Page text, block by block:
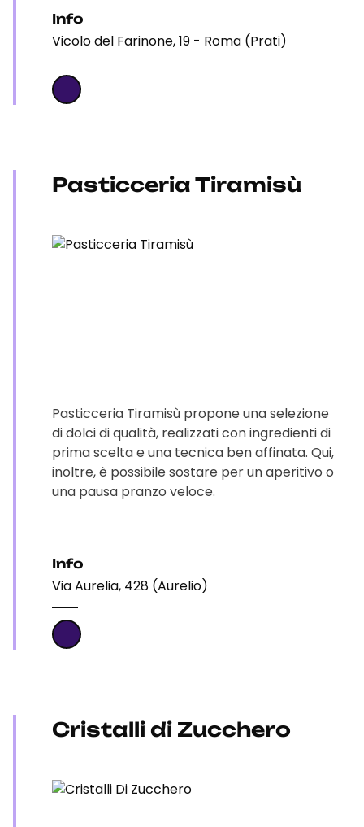
Info
Vicolo del Farinone, 19 - Roma (Prati)
Pasticceria Tiramisù
Pasticceria Tiramisù propone una selezione
di dolci di qualità, realizzati con ingredienti di
prima scelta e una tecnica ben affinata. Qui,
inoltre, è possibile sostare per un aperitivo o
una pausa pranzo veloce.
Info
Via Aurelia, 428 (Aurelio)
Cristalli di Zucchero